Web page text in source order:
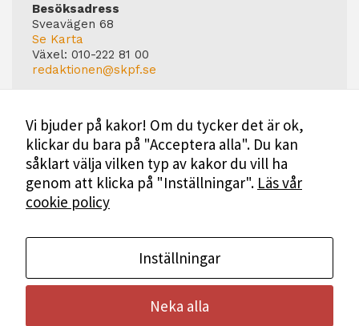
Besöksadress
Sveavägen 68
Se Karta
Växel: 010-222 81 00
redaktionen@skpf.se
Markus Dahlberg
Tel: 0720-88 17 17
markus.dahlberg@skpf.se
Annonsering
Swartling & Bergström Media
Birger Jarlsgatan 110
Tel: 08-545 160 60
Vi bjuder på kakor! Om du tycker det är ok,
klickar du bara på "Acceptera alla". Du kan
såklart välja vilken typ av kakor du vill ha
genom att klicka på "Inställningar". Läs vår
cookie policy
Inställningar
Neka alla